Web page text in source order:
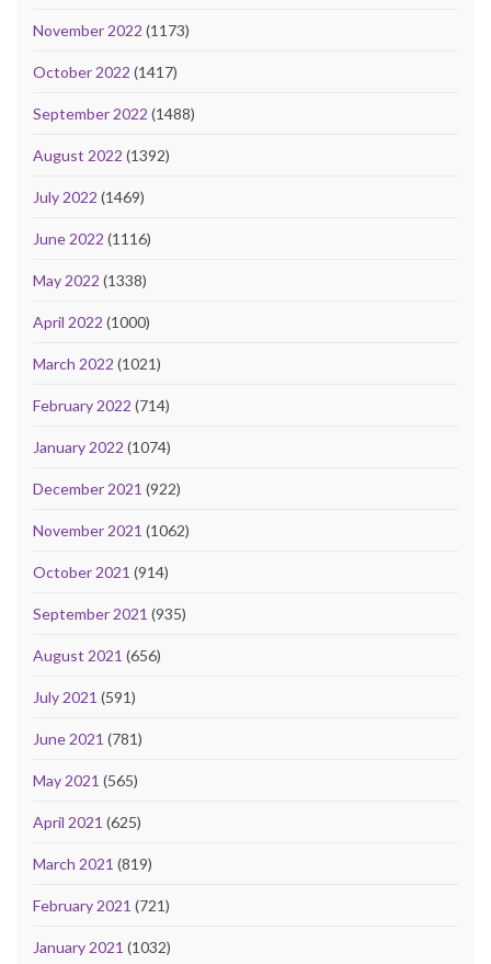
November 2022 (1173)
October 2022 (1417)
September 2022 (1488)
August 2022 (1392)
July 2022 (1469)
June 2022 (1116)
May 2022 (1338)
April 2022 (1000)
March 2022 (1021)
February 2022 (714)
January 2022 (1074)
December 2021 (922)
November 2021 (1062)
October 2021 (914)
September 2021 (935)
August 2021 (656)
July 2021 (591)
June 2021 (781)
May 2021 (565)
April 2021 (625)
March 2021 (819)
February 2021 (721)
January 2021 (1032)